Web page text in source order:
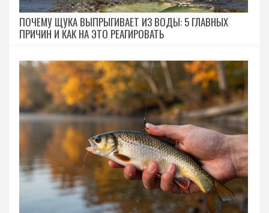
ПОЧЕМУ ЩУКА ВЫПРЫГИВАЕТ ИЗ ВОДЫ: 5 ГЛАВНЫХ
ПРИЧИН И КАК НА ЭТО РЕАГИРОВАТЬ